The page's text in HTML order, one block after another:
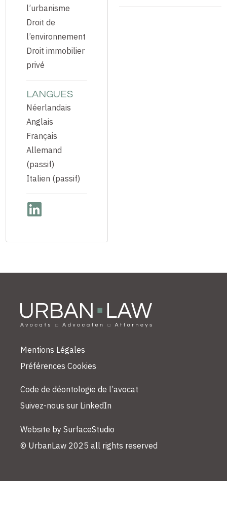
l’urbanisme
Droit de
l’environnement
Droit immobilier
privé
LANGUES
Néerlandais
Anglais
Français
Allemand
(passif)
Italien (passif)
Mentions Légales
Préférences Cookies
Code de déontologie de l’avocat
Suivez-nous sur LinkedIn
Website by SurfaceStudio
© UrbanLaw 2025 all rights reserved